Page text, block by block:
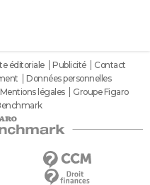
éditoriale Publicité
Contact
Données personnelles
Mentions légales
Groupe Figaro